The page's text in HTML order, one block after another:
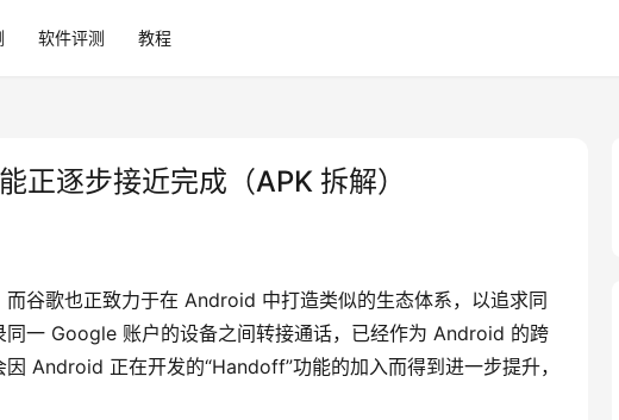
软件评测 教程
逐步接近完成（APK 拆解）
谷歌也正致力于在 Android 中打造类似的生态体系，以追求同
一 Google 账户的设备之间转接通话，已经作为 Android 的跨
Android 正在开发的“Handoff”功能的加入而得到进一步提升，